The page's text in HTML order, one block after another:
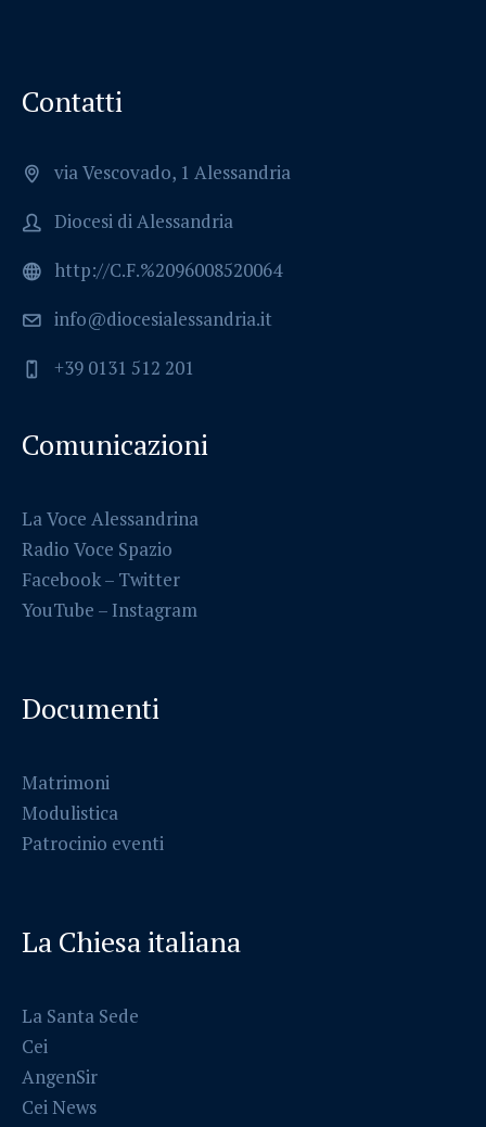
Contatti
via Vescovado, 1 Alessandria
Diocesi di Alessandria
http://C.F.%2096008520064
info@diocesialessandria.it
+39 0131 512 201
Comunicazioni
La Voce Alessandrina
Radio Voce Spazio
Facebook– Twitter
YouTube – Instagram
Documenti
Matrimoni
Modulistica
Patrocinio eventi
La Chiesa italiana
La Santa Sede
Cei
AngenSir
Cei News